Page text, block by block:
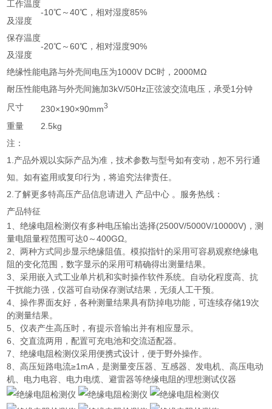
工作温度
及湿度
-10℃～40℃，相对湿度85%
保存温度
及湿度
-20℃～60℃，相对湿度90%
绝缘性能电路与外壳间电压为1000V DC时，2000MΩ
耐压性能电路与外壳间施加3kV/50Hz正弦波交流电压，承受1分钟
尺寸
230×190×90mm3
重量
2.5kg
注：
1.产品外观以实际产品为准，技术参数与型号如有变动，恕不另行通
知。如有盗用或复印行为，将追究法律责任。
2.了解更多特高压产品信息请进入 产品中心 。服务热线：
产品特征
1、绝缘电阻检测仪有多种电压输出选择(2500V/5000V/10000V)，测
量电阻量程范围可达0～400GΩ。
2、两种方式同步显示绝缘阻值。模拟指针的采用可容易观察绝缘电
阻的变化范围，数字显示的采用可精确得出测量结果。
3、采用嵌入式工业单片机和实时操作软件系统。自动化程度高、抗
干扰能力强，仪器可自动保存测试结果，无须人工干预。
4、操作界面友好，各种测量结果具有防掉电功能，可连续存储19次
的测量结果。
5、仪表产生高压时，有提示音输出并有相应显示。
6、交直流两用，配置可充电池和交流适配器。
7、绝缘电阻检测仪采用便携式设计，便于野外操作。
8、高压短路电流≥1mA，是测量变压器、互感器、发电机、高压电动
机、电力电容、电力电缆、避雷器等绝缘电阻的理想测试仪器